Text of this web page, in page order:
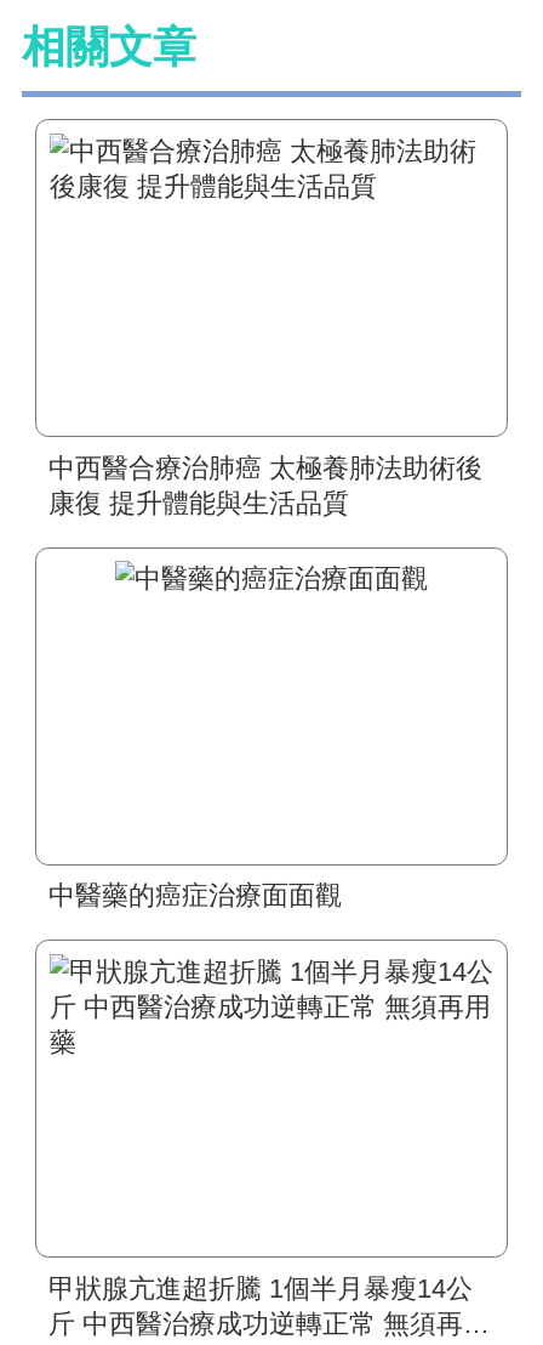
相關文章
中西醫合療治肺癌 太極養肺法助術後
康復 提升體能與生活品質
中醫藥的癌症治療面面觀
甲狀腺亢進超折騰 1個半月暴瘦14公
斤 中西醫治療成功逆轉正常 無須再用